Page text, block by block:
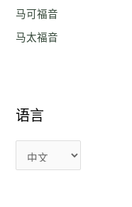
马可福音
马太福音
语言